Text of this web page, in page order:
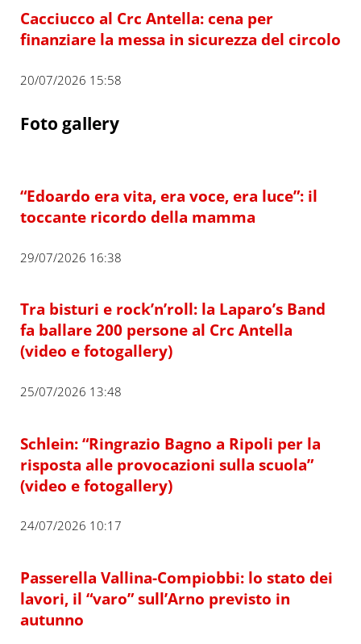
Cacciucco al Crc Antella: cena per
finanziare la messa in sicurezza del circolo
20/07/2026 15:58
Foto gallery
“Edoardo era vita, era voce, era luce”: il
toccante ricordo della mamma
29/07/2026 16:38
Tra bisturi e rock’n’roll: la Laparo’s Band
fa ballare 200 persone al Crc Antella
(video e fotogallery)
25/07/2026 13:48
Schlein: “Ringrazio Bagno a Ripoli per la
risposta alle provocazioni sulla scuola”
(video e fotogallery)
24/07/2026 10:17
Passerella Vallina-Compiobbi: lo stato dei
lavori, il “varo” sull’Arno previsto in
autunno